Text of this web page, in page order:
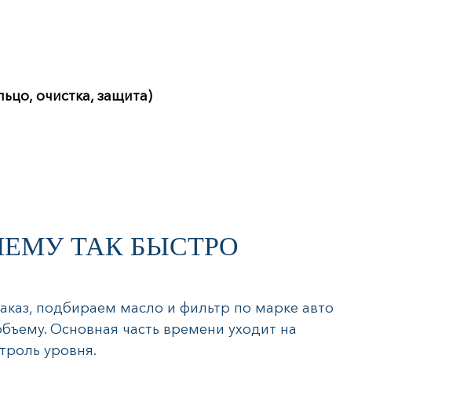
очистка, защита)
ТАК БЫСТРО
подбираем масло и фильтр по марке авто
Основная часть времени уходит на
уровня.